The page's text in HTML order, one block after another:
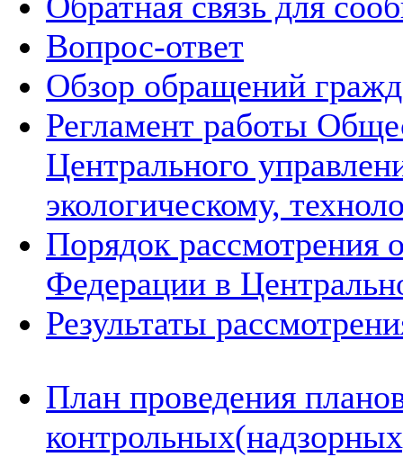
Вопрос-ответ
Обзор обращений
Регламент работы
Центрального
экологическому,
Порядок рассмотрения
Федерации в
Результаты
План проведения